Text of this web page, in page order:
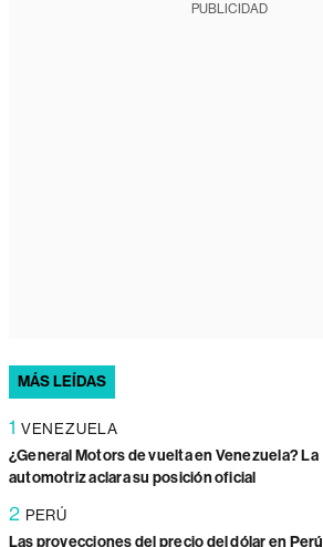
PUBLICIDAD
MÁS LEÍDAS
1 VENEZUELA
¿General Motors de vuelta en Venezuela? La
automotriz aclara su posición oficial
2 PERÚ
Las proyecciones del precio del dólar en Perú